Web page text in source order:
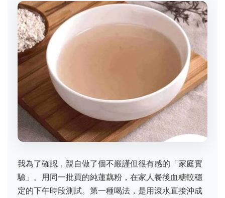
我為了確認，親自做了個不嚴謹但很有感的「家庭實
驗」。用同一批買的純蓮藕粉，在家人餐後血糖較穩
定的下午時段測試。第一種喝法，是用滾水直接沖成